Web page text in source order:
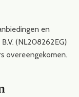
en
(NL208262EG)
overeengekomen.